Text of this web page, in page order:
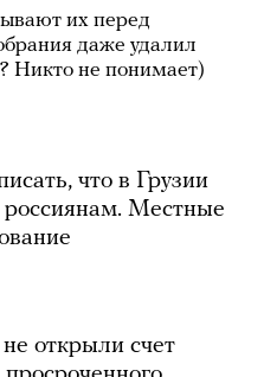
их перед
даже удалил
Никто не понимает)
что в Грузии
россиянам. Местные
открыли счет